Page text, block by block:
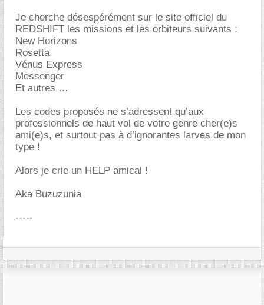
Je cherche désespérément sur le site officiel du
REDSHIFT les missions et les orbiteurs suivants :
New Horizons
Rosetta
Vénus Express
Messenger
Et autres
Les codes proposés ne s’adressent qu’aux
professionnels de haut vol de votre genre cher(e)s
ami(e)s, et surtout pas à d’ignorantes larves de mon
type !
Alors je crie un HELP amical !
Aka Buzuzunia
-----